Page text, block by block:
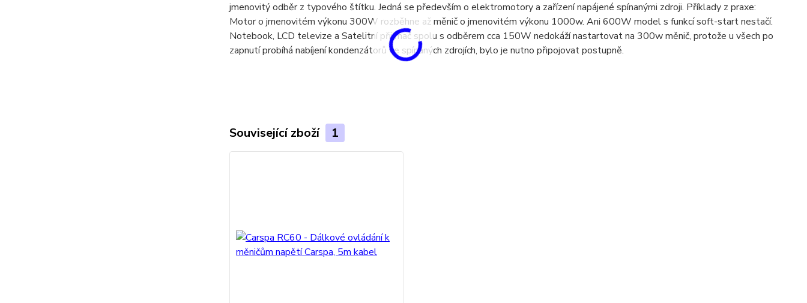
jmenovitý odběr z typového štítku. Jedná se především o elektromotory a zařízení napájené spínanými zdroji. Příklady z praxe:
Motor o jmenovitém výkonu 300W rozběhne až měnič o jmenovitém výkonu 1000w. Ani 600W model s funkcí soft-start nestačí.
Notebook, LCD televize a Satelitní přijímač spolu s odběrem cca 150W nedokáží nastartovat na 300w měnič, protože u všech po
zapnutí probíhá nabíjení kondenzátorů ve spínaných zdrojích, bylo je nutno připojovat postupně.
Související zboží 1